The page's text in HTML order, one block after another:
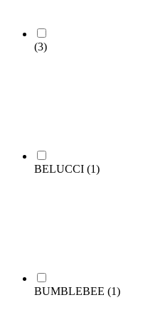
(3)
BELUCCI (1)
BUMBLEBEE (1)